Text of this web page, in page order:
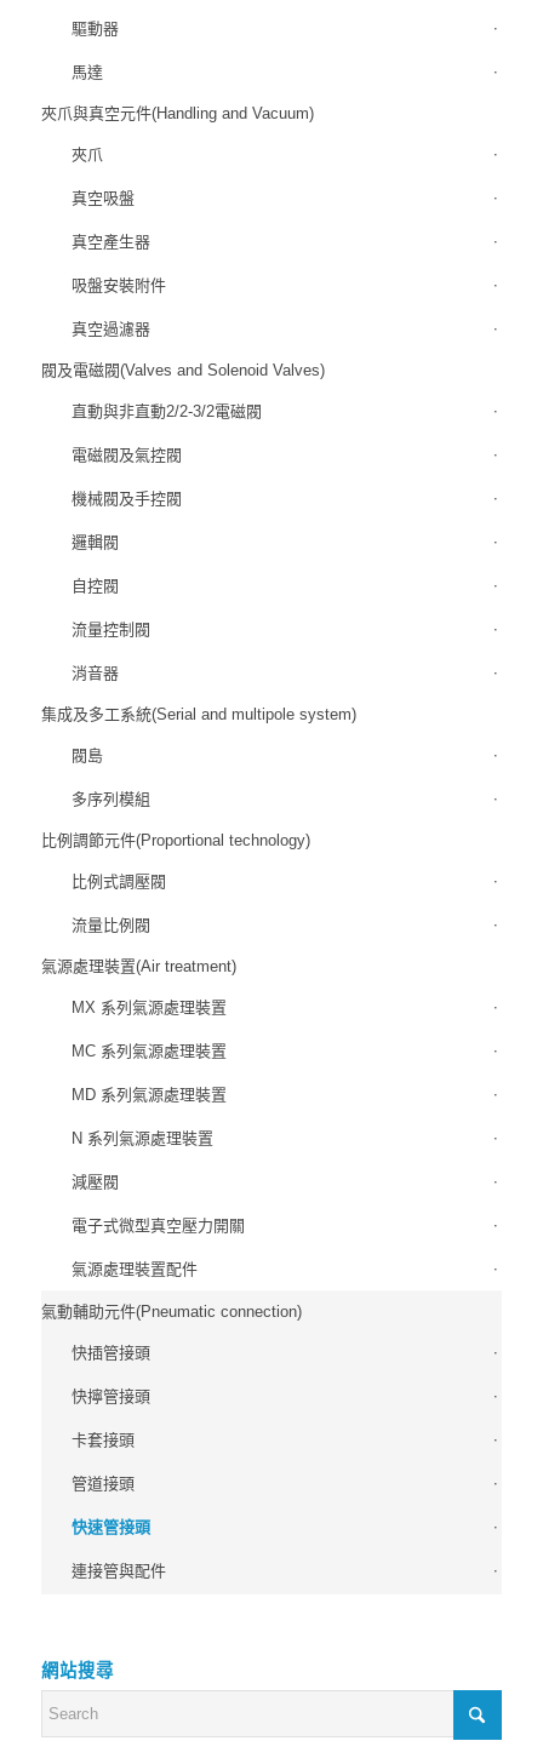
驅動器
馬達
夾爪與真空元件(Handling and Vacuum)
夾爪
真空吸盤
真空產生器
吸盤安裝附件
真空過濾器
閥及電磁閥(Valves and Solenoid Valves)
直動與非直動2/2-3/2電磁閥
電磁閥及氣控閥
機械閥及手控閥
邏輯閥
自控閥
流量控制閥
消音器
集成及多工系統(Serial and multipole system)
閥島
多序列模組
比例調節元件(Proportional technology)
比例式調壓閥
流量比例閥
氣源處理裝置(Air treatment)
MX 系列氣源處理裝置
MC 系列氣源處理裝置
MD 系列氣源處理裝置
N 系列氣源處理裝置
減壓閥
電子式微型真空壓力開關
氣源處理裝置配件
氣動輔助元件(Pneumatic connection)
快插管接頭
快擰管接頭
卡套接頭
管道接頭
快速管接頭
連接管與配件
網站搜尋